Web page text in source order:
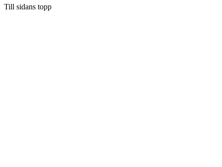
Till sidans topp